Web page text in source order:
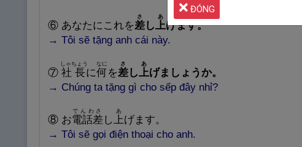
⑥ あなたにこれを差
さ
し上
あ
げます。
→ Tôi sẽ tặng anh cái này.
⑦ 社長
TRƯỜNG, TRƯỞNG,
TRƯỚNG
しゃちょう
に何
なに
を差
さ
し上
あ
げましょうか。
→ Chúngta tặng gì cho sếp đây nhỉ?
⑧ お電話差
でんわさ
し上
あ
げます。
→ Tôi sẽ gọi điện thoại cho anh.
ĐÓNG